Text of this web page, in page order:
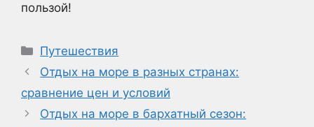
пользой!
Рубрики
Путешествия
Отдых на море в разных странах:
сравнение цен и условий
Отдых на море в бархатный сезон: